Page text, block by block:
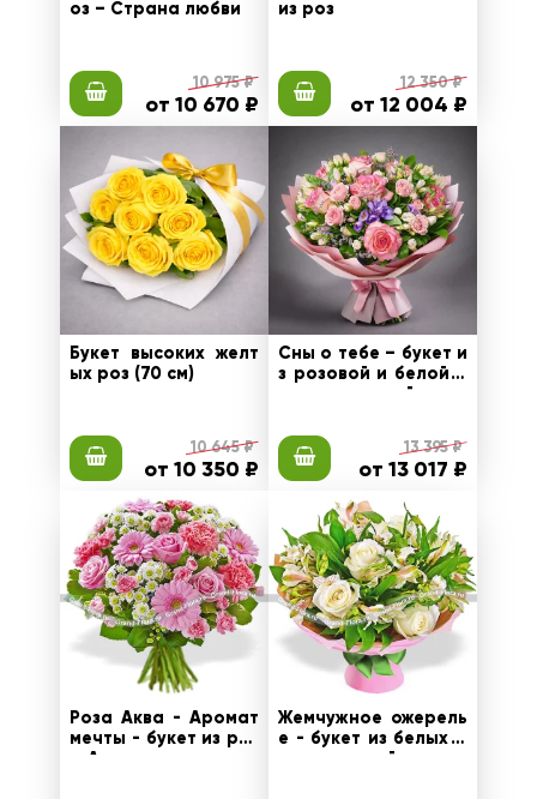
оз – Страна любви
10 975 ₽
от 10 670 ₽
из роз
12 350 ₽
от 12 004 ₽
Букет высоких желт
ых роз (70 см)
10 645 ₽
от 10 350 ₽
Сны о тебе – букет и
з розовой и белой р
озы с эустомой
13 395 ₽
от 13 017 ₽
Роза Аква - Аромат
мечты - букет из роз
ы Аква и гвоздик
Жемчужное ожерель
е - букет из белых а
льстромерий и роз